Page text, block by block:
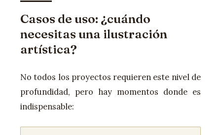
Casos de uso: ¿cuándo
necesitas una ilustración
artística?
No todos los proyectos requieren este nivel de
profundidad, pero hay momentos donde es
indispensable: